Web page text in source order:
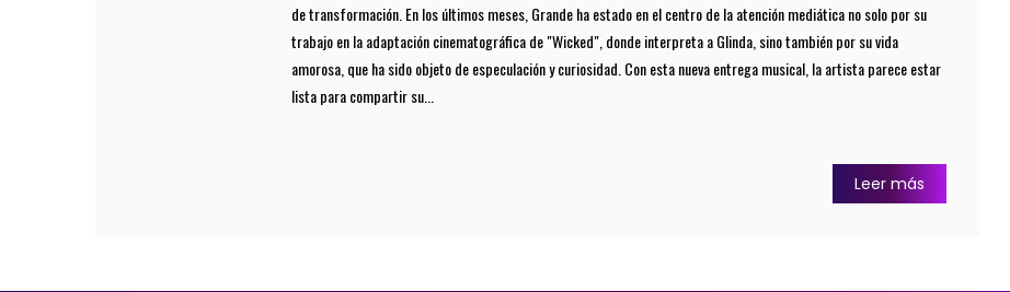
de transformación. En los últimos meses, Grande ha estado en el centro de la atención mediática no solo por su
trabajo en la adaptación cinematográfica de "Wicked", donde interpreta a Glinda, sino también por su vida
amorosa, que ha sido objeto de especulación y curiosidad. Con esta nueva entrega musical, la artista parece estar
lista para compartir su...
Leer más